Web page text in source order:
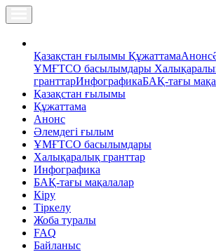
Қазақстан ғылымы ҚұжаттамаАнонс
ҰМҒТСО басылымдары
гранттарИнфографикаБАҚ-тағы
Қазақстан ғылымы
Құжаттама
Анонс
Әлемдегі ғылым
ҰМҒТСО басылымдары
Халықаралық гранттар
Инфографика
БАҚ-тағы мақалалар
Кіру
Тіркелу
Жоба туралы
FAQ
Байланыс